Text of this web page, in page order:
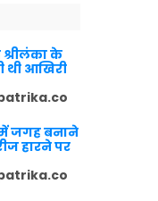
के
थी आखिरी
जगह बनाने
हारने पर